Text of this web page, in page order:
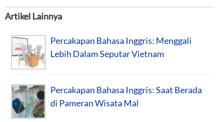
Artikel Lainnya
Percakapan Bahasa Inggris: Menggali
Lebih Dalam Seputar Vietnam
Percakapan Bahasa Inggris: Saat Berada
di Pameran Wisata Mal